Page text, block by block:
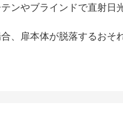
やブラインドで直射日
扉本体が脱落するおそ